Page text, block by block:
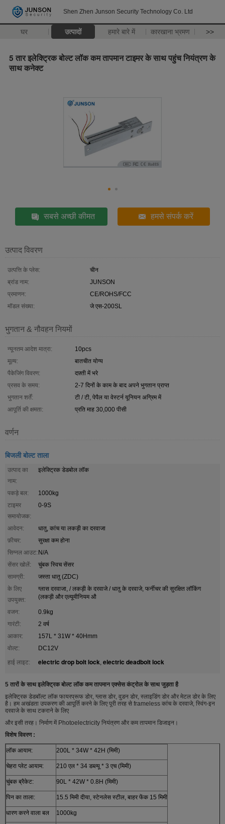
Shen Zhen Junson Security Technology Co. Ltd
घर उत्पादों हमारे बारे में कारखाना भ्रमण >>
5 तार इलेक्ट्रिक बोल्ट लॉक कम तापमान टाइमर के साथ पहुंच नियंत्रण के
साथ कनेक्ट
सबसे अच्छी कीमत हमसे संपर्क करें
उत्पाद विवरण
उत्पत्ति के प्लेस:
चीन
ब्रांड नाम:
JUNSON
प्रमाणन:
CE/ROHS/FCC
मॉडल संख्या:
जे एस-200SL
भुगतान & नौवहन नियमों
न्यूनतम आदेश मात्रा:
10pcs
मूल्य:
बातचीत योग्य
पैकेजिंग विवरण:
दफ़्ती में भरे
प्रसव के समय:
2-7 दिनों के काम के बाद अपने भुगतान प्राप्त
भुगतान शर्तें:
टी / टी, पेपैल या वेस्टर्न यूनियन अग्रिम में
आपूर्ति की क्षमता:
प्रति माह 30,000 पीसी
वर्णन
बिजली बोल्ट ताला
उत्पाद का
नाम:
इलेक्ट्रिक डेडबोल लॉक
पकड़े बल:
1000kg
टाइमर
समायोजक:
0-9S
आवेदन:
धातु, कांच या लकड़ी का दरवाजा
फ़ीचर:
सुरक्षा कम होना
सिग्नल आउट: N/A
सेंसर खोलें:
चुंबक स्विच सेंसर
सामग्री:
जस्ता धातु (ZDC)
के लिए
उपयुक्त:
ग्लास दरवाजा, / लकड़ी के दरवाजे / धातु के दरवाजे, फर्नीचर की सुरक्षित लॉकिंग
(लकड़ी और एल्यूमीनियम औ
वजन:
0.9kg
गारंटी:
2 वर्ष
आकार:
157L * 31W * 40Hmm
वोल्ट:
DC12V
हाई लाइट:
electric drop bolt lock, electric deadbolt lock
5 तारों के साथ इलेक्ट्रिक बोल्ट लॉक कम तापमान एक्सेस कंट्रोल के साथ जुड़ता है
इलेक्ट्रिक डेडबॉल्ट लॉक फायरप्रूफ डोर, ग्लास डोर, वुडन डोर, स्लाइडिंग डोर और मेटल डोर के लिए
है। हम अखंडता उपकरण की आपूर्ति करने के लिए पूरी तरह से frameless कांच के दरवाजे, स्विंग-इन
दरवाजे के साथ टकराने के लिए
और इसी तरह। निर्माण में Photoelectricity नियंत्रण और कम तापमान डिजाइन।
विशेष विवरण :
लॉक आयाम: 200L * 34W * 42H (मिमी)
चेहरा प्लेट आयाम: 210 एल * 34 डब्ल्यू * 3 एच (मिमी)
चुंबक ब्रैकेट: 90L * 42W * 0.8H (मिमी)
पिन का ताला: 15.5 मिमी दीया, स्टेनलेस स्टील, बाहर फेंक 15 मिमी
धारण करने वाला बल 1000kg